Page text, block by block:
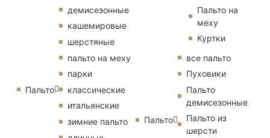
Пальто
демисезонные
кашемировые
шерстяные
пальто на меху
парки
классические
итальянские
зимние пальто
Пальто на
меху
Куртки
Пальто
все пальто
Пуховики
Пальто
демисезонные
Пальто из
шерсти